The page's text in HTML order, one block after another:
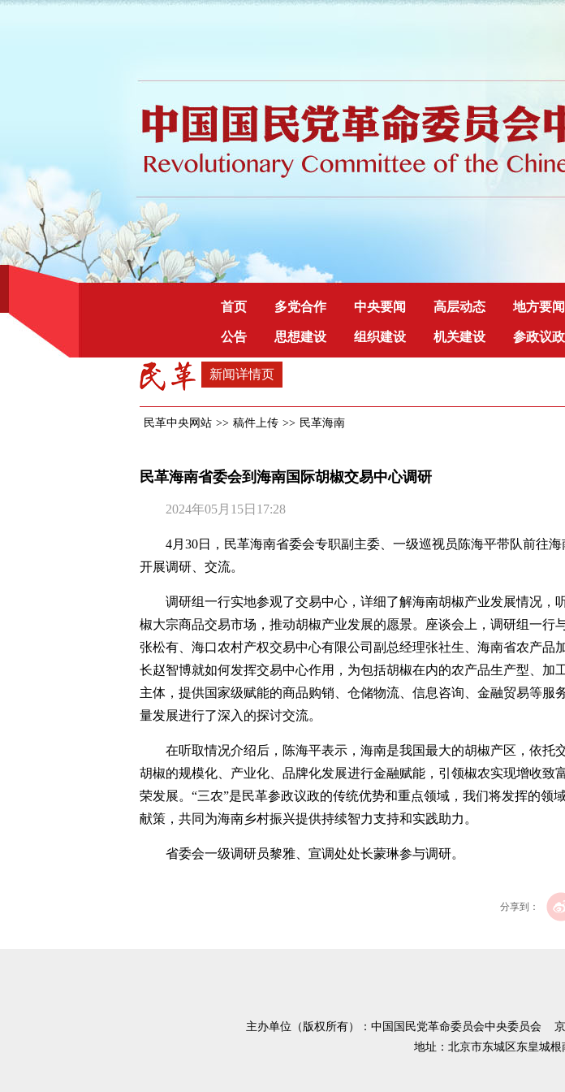
首页 多党合作 中央要闻 高层动态 地方要闻
公告 思想建设 组织建设 机关建设 参政议政
新闻详情页
民革中央网站 >> 稿件上传 >> 民革海南
民革海南省委会到海南国际胡椒交易中心调研
2024年05月15日17:28
4月30日，民革海南省委会专职副主委、一级巡视员陈海平带队前往
开展调研、交流。
调研组一行实地参观了交易中心，详细了解海南胡椒产业发展情况，
椒大宗商品交易市场，推动胡椒产业发展的愿景。座谈会上，调研组一行
张松有、海口农村产权交易中心有限公司副总经理张社生、海南省农产品
长赵智博就如何发挥交易中心作用，为包括胡椒在内的农产品生产型、加
主体，提供国家级赋能的商品购销、仓储物流、信息咨询、金融贸易等服
量发展进行了深入的探讨交流。
在听取情况介绍后，陈海平表示，海南是我国最大的胡椒产区，依托
胡椒的规模化、产业化、品牌化发展进行金融赋能，引领椒农实现增收致
荣发展。“三农”是民革参政议政的传统优势和重点领域，我们将发挥的领
献策，共同为海南乡村振兴提供持续智力支持和实践助力。
省委会一级调研员黎雅、宣调处处长蒙琳参与调研。
分享到：
主办单位（版权所有）：中国国民党革命委员会中央委员会
地址：北京市东城区东皇城